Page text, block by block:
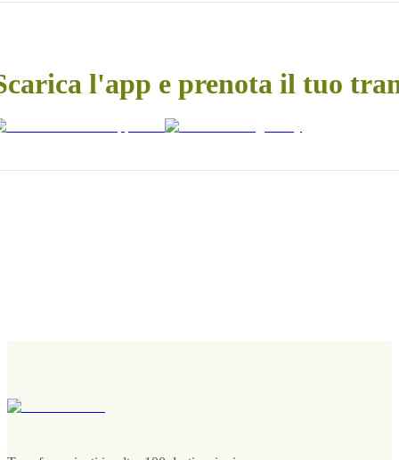
l'app e prenota il tuo